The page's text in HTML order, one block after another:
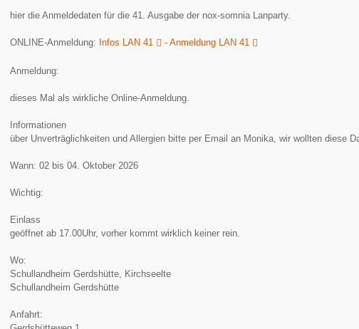
hier die Anmeldedaten für die 41. Ausgabe der nox-somnia Lanparty.
ONLINE-Anmeldung: Infos LAN 41 -Anmeldung LAN 41
Anmeldung:
dieses Mal als wirkliche Online-Anmeldung.
Informationen
über Unverträglichkeiten und Allergien bitte per Email an Monika, wir wollten diese
Wann: 02 bis 04. Oktober 2026
Wichtig:
Einlass
geöffnet ab 17.00Uhr, vorher kommt wirklich keiner rein.
Wo:
Schullandheim Gerdshütte, Kirchseelte
Schullandheim Gerdshütte
Anfahrt: